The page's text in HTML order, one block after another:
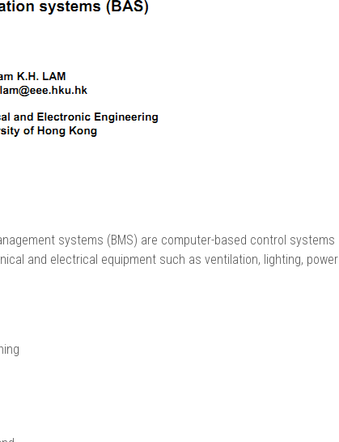
systems (BMS) are computer-based control systems
and electrical equipment such as ventilation, lighting, power